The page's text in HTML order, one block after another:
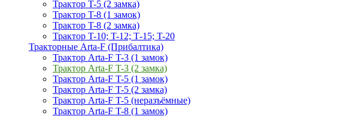
Трактор T-5 (2 замка)
Трактор T-8 (1 замок)
Трактор T-8 (2 замка)
Трактор T-10; T-12; Т-15; T-20
Тракторные Arta-F (Прибалтика)
Трактор Arta-F T-3 (1 замок)
Трактор Arta-F T-3 (2 замка)
Трактор Arta-F T-5 (1 замок)
Трактор Arta-F T-5 (2 замка)
Трактор Arta-F T-5 (неразъёмные)
Трактор Arta-F T-8 (1 замок)